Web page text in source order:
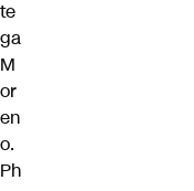
te
ga
M
or
en
o.
Ph